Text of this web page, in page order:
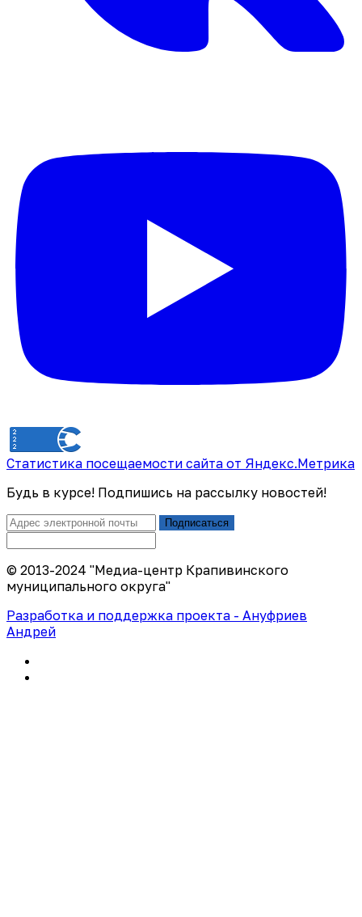
Статистика посещаемости сайта от Яндекс.Метрика
Будь в курсе! Подпишись на рассылку новостей!
Подписаться
© 2013-2024 "Медиа-центр Крапивинского
муниципального округа"
Разработка и поддержка проекта - Ануфриев
Андрей